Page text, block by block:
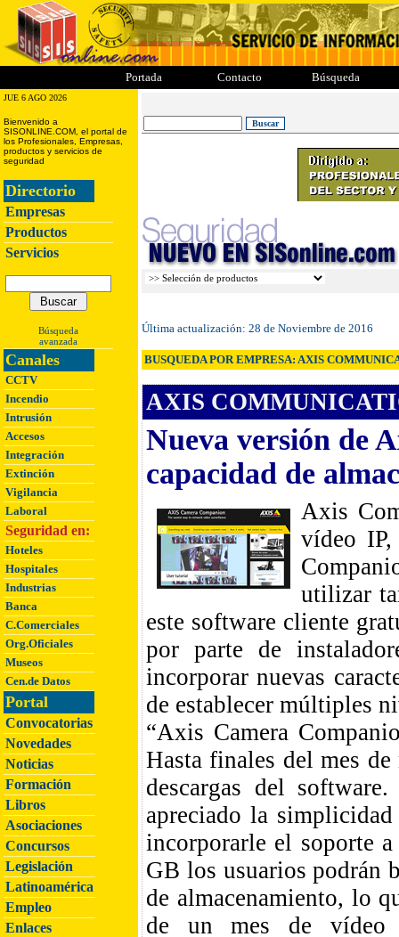
Portada Contacto Búsqueda
JUE 6 AGO 2026
Bienvenido a
SISONLINE.COM, el portal de
los Profesionales, Empresas,
productos y servicios de
seguridad
Directorio
Empresas
Productos
Servicios
Búsqueda
avanzada
Canales
CCTV
Incendio
Intrusión
Accesos
Integración
Extinción
Vigilancia
Laboral
Seguridad en:
Hoteles
Hospitales
Industrias
Banca
C.Comerciales
Org.Oficiales
Museos
Cen.de Datos
Portal
Convocatorias
Novedades
Noticias
Formación
Libros
Asociaciones
Concursos
Legislación
Latinoamérica
Empleo
Enlaces
Última actualización: 28 de Noviembre de 2016
BUSQUEDA POR EMPRESA: AXIS
AXIS
Nueva versión de
capacidad de
Axis
vídeo
utilizar
este software cliente
por parte de
incorporar nuevas
de establecer múltiples
“Axis Camera
Hasta finales del mes
descargas del
apreciado la
incorporarle el soporte
GB los usuarios podrán
de almacenamiento, lo
de un mes de vídeo